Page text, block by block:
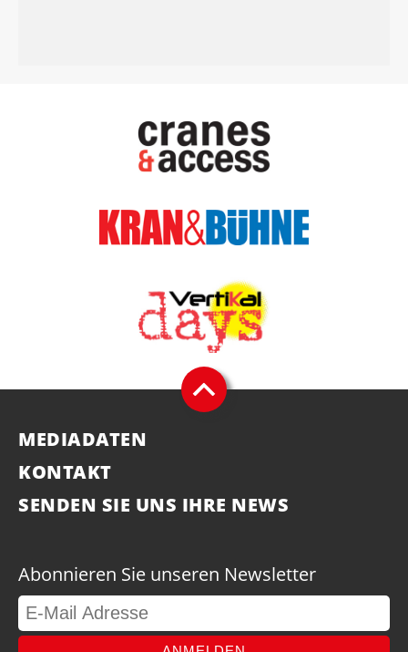
MEDIADATEN
KONTAKT
SENDEN SIE UNS IHRE NEWS
Abonnieren Sie unseren Newsletter